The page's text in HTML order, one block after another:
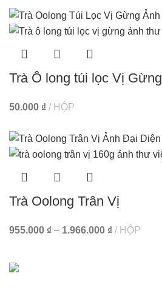
Trà Ô long túi lọc Vị Gừng
50.000 ₫ HỘP
Trà Oolong Trân Vị
955.000 ₫ – 1.966.000 ₫ HỘP